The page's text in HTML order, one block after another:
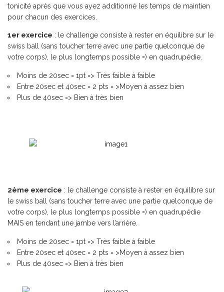
tonicité après que vous ayez additionné les temps de maintien
pour chacun des exercices.
1er exercice : le challenge consiste à rester en équilibre sur le
swiss ball (sans toucher terre avec une partie quelconque de
votre corps), le plus longtemps possible =) en quadrupédie.
Moins de 20sec = 1pt => Très faible à faible
Entre 20sec et 40sec = 2 pts = >Moyen à assez bien
Plus de 40sec => Bien à très bien
2ème exercice : le challenge consiste à rester en équilibre sur
le swiss ball (sans toucher terre avec une partie quelconque de
votre corps), le plus longtemps possible =) en quadrupédie
MAIS en tendant une jambe vers l’arrière
Moins de 20sec = 1pt => Très faible à faible
Entre 20sec et 40sec = 2 pts = >Moyen à assez bien
Plus de 40sec => Bien à très bien